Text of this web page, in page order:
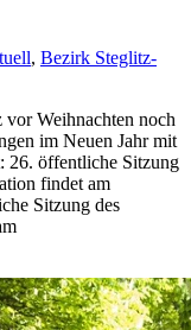
, Bezirk Steglitz-
Weihnachten noch
im Neuen Jahr mit
26. öffentliche Sitzung
findet am
Sitzung des